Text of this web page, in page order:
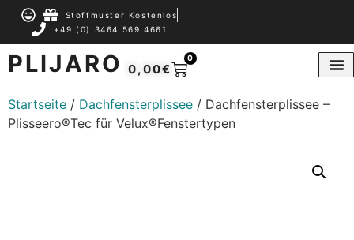
Stoffmuster Kostenlos
+49 (0) 3464 569 4661
PLIJARO 0,00€
0
Startseite / Dachfensterplissee / Dachfensterplissee –
Plisseero®Tec für Velux®Fenstertypen